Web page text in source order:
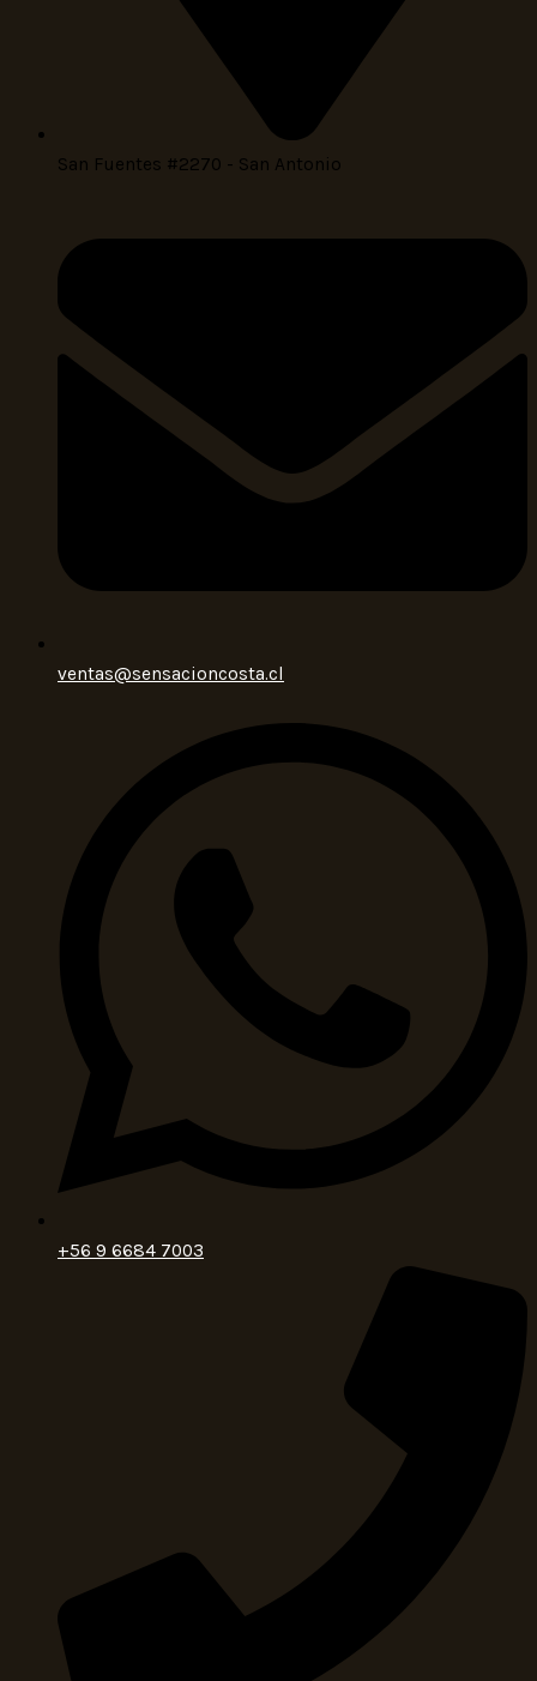
San Fuentes #2270 - San Antonio
ventas@sensacioncosta.cl
+56 9 6684 7003